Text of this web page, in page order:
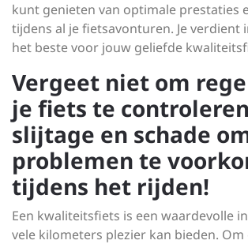
kunt genieten van optimale prestaties
tijdens al je fietsavonturen. Je verdient
het beste voor jouw geliefde
Vergeet niet om
je fiets te
slijtage en schade
problemen te
tijdens het rijden!
Een kwaliteitsfiets is een waardevolle
vele kilometers plezier kan bieden.